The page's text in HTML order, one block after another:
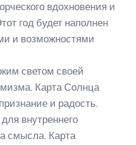
вдохновения и
год будет наполнен
и возможностями
светом своей
Карта Солнца
и радость.
внутреннего
смысла. Карта